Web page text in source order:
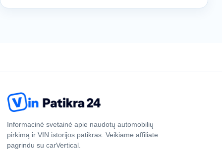
Informacinė svetainė apie naudotų automobilių
pirkimą ir VIN istorijos patikras. Veikiame affiliate
pagrindu su carVertical.